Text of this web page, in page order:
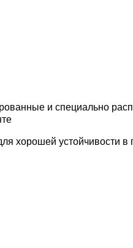
и специально
хорошей устойчивости в